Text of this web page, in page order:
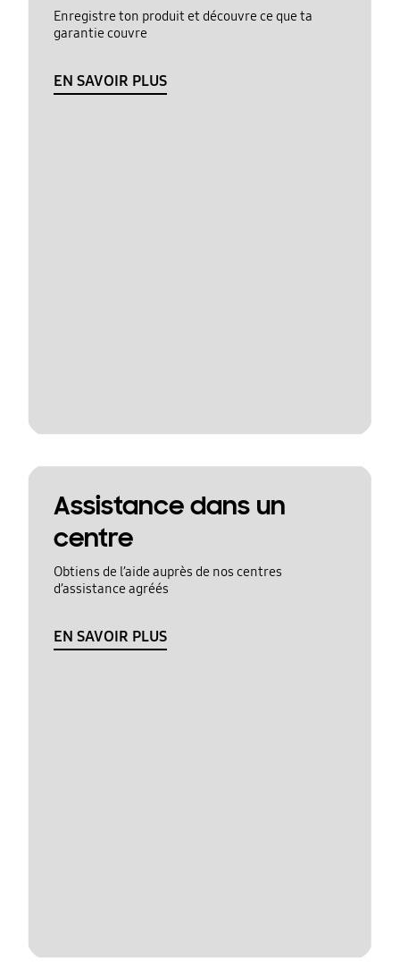
Enregistre ton produit et découvre ce que ta
garantie couvre
EN SAVOIR PLUS
Assistance dans un
centre
Obtiens de l’aide auprès de nos centres
d’assistance agréés
EN SAVOIR PLUS